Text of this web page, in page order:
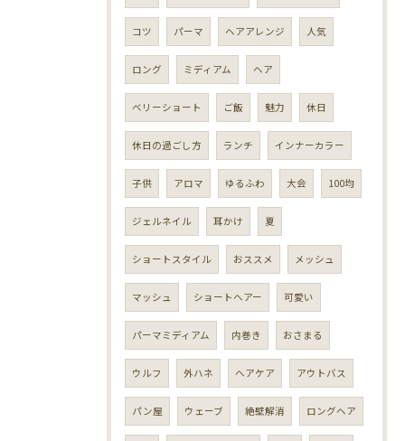
コツ パーマ ヘアアレンジ 人気
ロング ミディアム ヘア
ベリーショート ご飯 魅力 休日
休日の過ごし方 ランチ インナーカラー
子供 アロマ ゆるふわ 大会 100均
ジェルネイル 耳かけ 夏
ショートスタイル おススメ メッシュ
マッシュ ショートヘアー 可愛い
パーマミディアム 内巻き おさまる
ウルフ 外ハネ ヘアケア アウトバス
パン屋 ウェーブ 絶壁解消 ロングヘア